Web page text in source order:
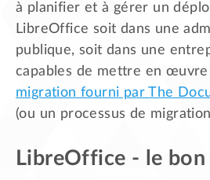
à planifier et à gérer un
LibreOffice soit dans une
publique, soit dans une
capables de mettre en œuvre
migration fourni par The
(ou un processus de
LibreOffice - le